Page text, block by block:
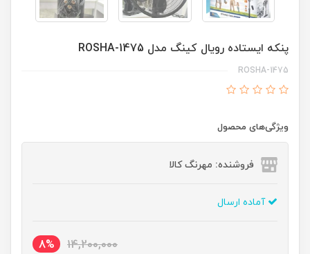
پنکه ایستاده رویال کینگ مدل ROSHA-1475
ROSHA-1475
ویژگی‌های محصول
فروشنده: مهرنگ کالا
آماده ارسال
14,200,000
8%